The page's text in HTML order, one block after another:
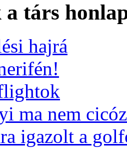
társ
hajrá
ma nem
igazolt a